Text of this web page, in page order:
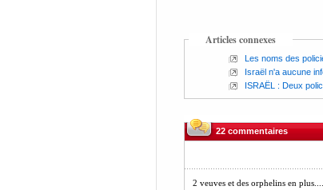
Articles connexes
Les noms des
Israël n'a aucune
ISRAËL : Deux
22 commentaires
2 veuves et des orphelins en plus....